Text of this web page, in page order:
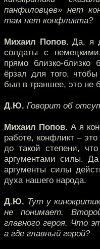
панфиловцев» нет
там нет конфликта?
Михаил Попов. Да, я
солдаты с
прямо близко-близко
ёрзал для того,
был в траншее, это не
Д.Ю. Говорит об
Михаил Попов. А я
работе, конфликт –
до такой степени,
аргументами силы.
аргументы силы
духа нашего народа.
Д.Ю. Тут у
не понимает.
главного героя. Что
а где главный герой?